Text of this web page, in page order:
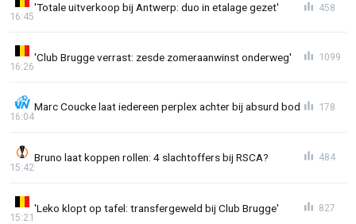
'Totale uitverkoop bij Antwerp: duo in etalage gezet'
16:45
458
'Club Brugge verrast: zesde zomeraanwinst onderweg'
16:26
1099
Marc Coucke laat iedereen perplex achter bij absurd bod
16:04
178
Bruno laat koppen rollen: 4 slachtoffers bij RSCA?
15:42
484
'Leko klopt op tafel: transfergeweld bij Club Brugge'
15:21
827